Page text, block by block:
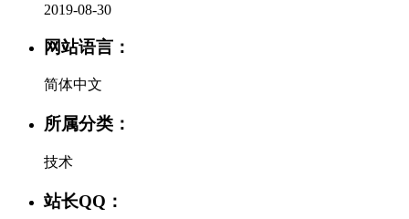
2019-08-30
网站语言：
简体中文
所属分类：
技术
站长QQ：